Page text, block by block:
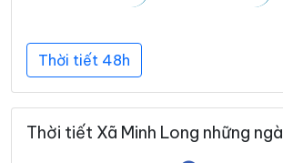
Thời tiết 48h
Thời tiết Xã Minh Long những